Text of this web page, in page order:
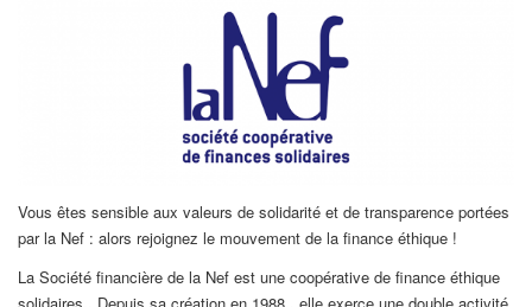
Vous êtes sensible aux valeurs de solidarité et de transparence portées
par la Nef : alors rejoignez le mouvement de la finance éthique !
La Société financière de la Nef est une coopérative de finance éthique